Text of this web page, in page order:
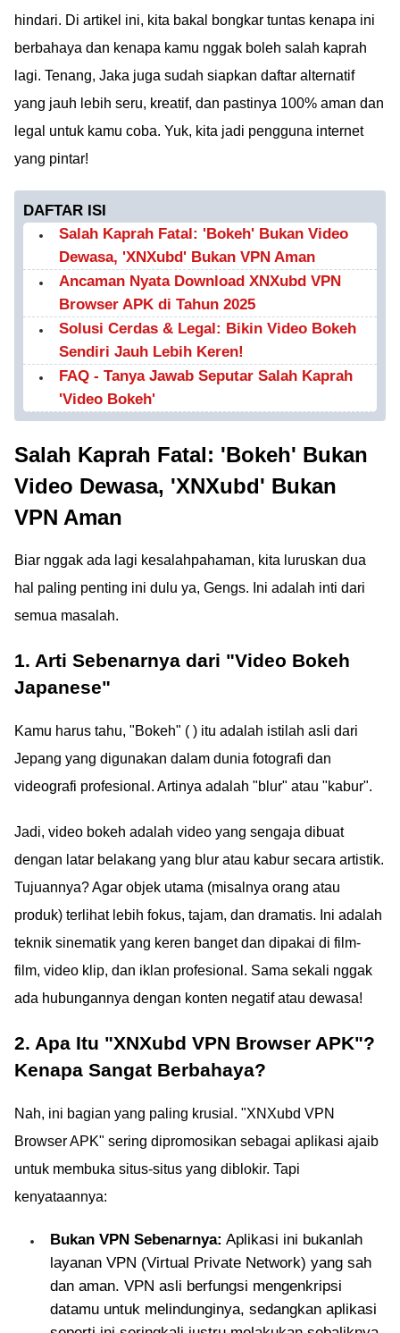
hindari. Di artikel ini, kita bakal bongkar tuntas kenapa ini
berbahaya dan kenapa kamu nggak boleh salah kaprah
lagi. Tenang, Jaka juga sudah siapkan daftar alternatif
yang jauh lebih seru, kreatif, dan pastinya 100% aman dan
legal untuk kamu coba. Yuk, kita jadi pengguna internet
yang pintar!
DAFTAR ISI
Salah Kaprah Fatal: 'Bokeh' Bukan Video
Dewasa, 'XNXubd' Bukan VPN Aman
Ancaman Nyata Download XNXubd VPN
Browser APK di Tahun 2025
Solusi Cerdas & Legal: Bikin Video Bokeh
Sendiri Jauh Lebih Keren!
FAQ - Tanya Jawab Seputar Salah Kaprah
'Video Bokeh'
Salah Kaprah Fatal: 'Bokeh' Bukan
Video Dewasa, 'XNXubd' Bukan
VPN Aman
Biar nggak ada lagi kesalahpahaman, kita luruskan dua
hal paling penting ini dulu ya, Gengs. Ini adalah inti dari
semua masalah.
1. Arti Sebenarnya dari "Video Bokeh
Japanese"
Kamu harus tahu, "Bokeh" ( ) itu adalah istilah asli dari
Jepang yang digunakan dalam dunia fotografi dan
videografi profesional. Artinya adalah "blur" atau "kabur".
Jadi, video bokeh adalah video yang sengaja dibuat
dengan latar belakang yang blur atau kabur secara artistik.
Tujuannya? Agar objek utama (misalnya orang atau
produk) terlihat lebih fokus, tajam, dan dramatis. Ini adalah
teknik sinematik yang keren banget dan dipakai di film-
film, video klip, dan iklan profesional. Sama sekali nggak
ada hubungannya dengan konten negatif atau dewasa!
2. Apa Itu "XNXubd VPN Browser APK"?
Kenapa Sangat Berbahaya?
Nah, ini bagian yang paling krusial. "XNXubd VPN
Browser APK" sering dipromosikan sebagai aplikasi ajaib
untuk membuka situs-situs yang diblokir. Tapi
kenyataannya:
Bukan VPN Sebenarnya: Aplikasi ini bukanlah
layanan VPN (Virtual Private Network) yang sah
dan aman. VPN asli berfungsi mengenkripsi
datamu untuk melindunginya, sedangkan aplikasi